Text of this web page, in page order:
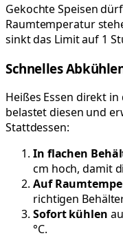
Gekochte Speisen
Raumtemperatur
sinkt das Limit auf 1
Schnelles
Heißes Essen direkt
belastet diesen und
Stattdessen:
In flachen
cm hoch, damit
Auf
richtigen
Sofort kühlen
°C.